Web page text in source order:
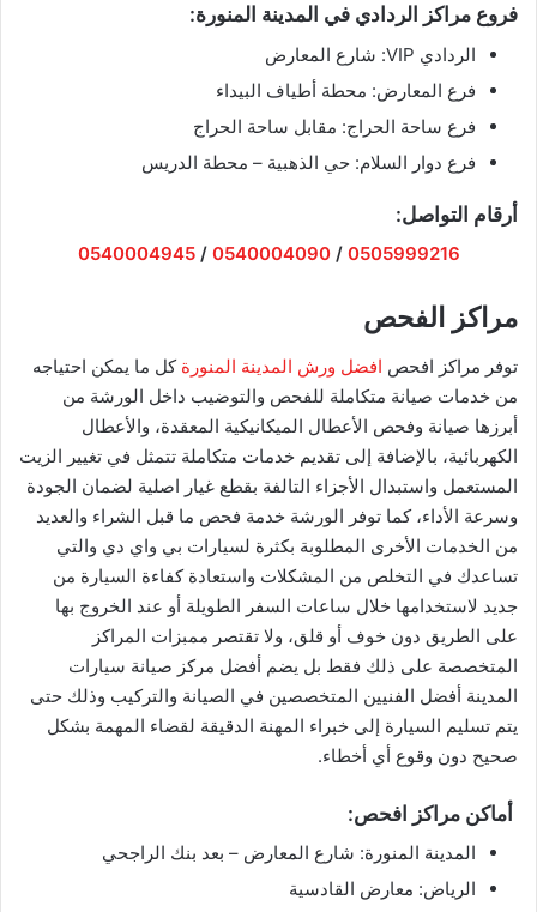
فروع مراكز الردادي في المدينة المنورة:
الردادي VIP: شارع المعارض
فرع المعارض: محطة أطياف البيداء
فرع ساحة الحراج: مقابل ساحة الحراج
فرع دوار السلام: حي الذهبية – محطة الدريس
أرقام التواصل:
0505999216
/
0540004090
/
0540004945
مراكز الفحص
توفر مراكز افحص افضل ورش المدينة المنورة كل ما يمكن احتياجه
من خدمات صيانة متكاملة للفحص والتوضيب داخل الورشة من
أبرزها صيانة وفحص الأعطال الميكانيكية المعقدة، والأعطال
الكهربائية، بالإضافة إلى تقديم خدمات متكاملة تتمثل في تغيير الزيت
المستعمل واستبدال الأجزاء التالفة بقطع غيار اصلية لضمان الجودة
وسرعة الأداء، كما توفر الورشة خدمة فحص ما قبل الشراء والعديد
من الخدمات الأخرى المطلوبة بكثرة لسيارات بي واي دي والتي
تساعدك في التخلص من المشكلات واستعادة كفاءة السيارة من
جديد لاستخدامها خلال ساعات السفر الطويلة أو عند الخروج بها
على الطريق دون خوف أو قلق، ولا تقتصر ممبزات المراكز
المتخصصة على ذلك فقط بل يضم أفضل مركز صيانة سيارات
المدينة أفضل الفنيين المتخصصين في الصيانة والتركيب وذلك حتى
يتم تسليم السيارة إلى خبراء المهنة الدقيقة لقضاء المهمة بشكل
صحيح دون وقوع أي أخطاء.
أماكن مراكز افحص:
المدينة المنورة: شارع المعارض – بعد بنك الراجحي
الرياض: معارض القادسية